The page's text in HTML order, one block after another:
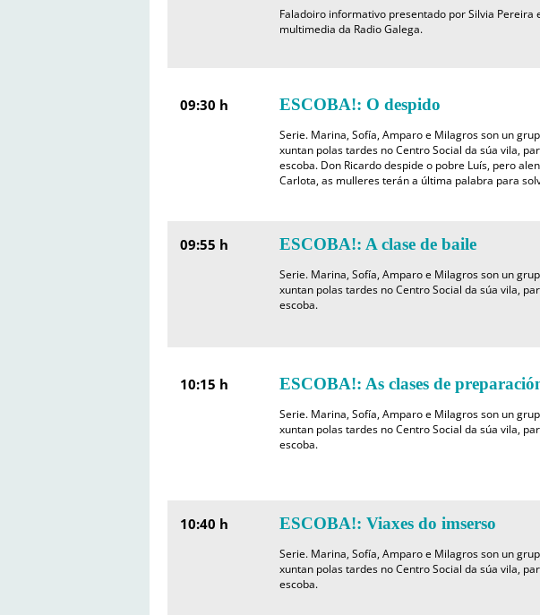
Faladoiro informativo presentado por Silvia Pereira
multimedia da Radio Galega.
09:30 h ESCOBA!: O despido
Serie. Marina, Sofía, Amparo e Milagros son un
xuntan polas tardes no Centro Social da súa vila,
escoba. Don Ricardo despide o pobre Luís, pero
Carlota, as mulleres terán a última palabra para
09:55 h ESCOBA!: A clase de baile
Serie. Marina, Sofía, Amparo e Milagros son un
xuntan polas tardes no Centro Social da súa vila,
escoba.
10:15 h ESCOBA!: As clases de
Serie. Marina, Sofía, Amparo e Milagros son un
xuntan polas tardes no Centro Social da súa vila,
escoba.
10:40 h ESCOBA!: Viaxes do imserso
Serie. Marina, Sofía, Amparo e Milagros son un
xuntan polas tardes no Centro Social da súa vila,
escoba.